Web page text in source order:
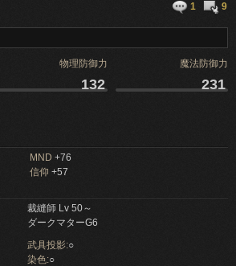
1 9
物理防御力 魔法防御力
132 231
MND +76
信仰 +57
裁縫師 Lv 50～
ダークマターG6
武具投影:○
染色:○